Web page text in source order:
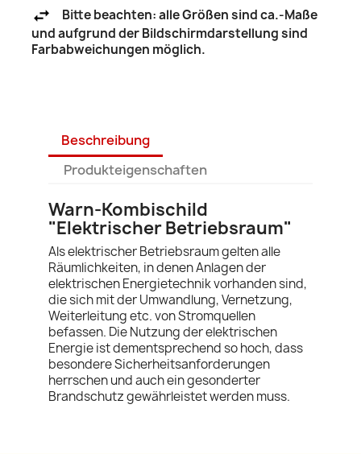
Bitte beachten: alle Größen sind ca.-Maße
und aufgrund der Bildschirmdarstellung sind
Farbabweichungen möglich.
Beschreibung
Produkteigenschaften
Warn-Kombischild
"Elektrischer Betriebsraum"
Als elektrischer Betriebsraum gelten alle
Räumlichkeiten, in denen Anlagen der
elektrischen Energietechnik vorhanden sind,
die sich mit der Umwandlung, Vernetzung,
Weiterleitung etc. von Stromquellen
befassen. Die Nutzung der elektrischen
Energie ist dementsprechend so hoch, dass
besondere Sicherheitsanforderungen
herrschen und auch ein gesonderter
Brandschutz gewährleistet werden muss.